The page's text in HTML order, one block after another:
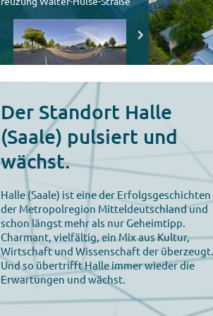
Der Standort Halle
(Saale) pulsiert und
wächst.
Halle (Saale) ist eine der Erfolgsgeschichten
der Metropolregion Mitteldeutschland und
schon längst mehr als nur Geheimtipp.
Charmant, vielfältig, ein Mix aus Kultur,
Wirtschaft und Wissenschaft der überzeugt.
Und so übertrifft Halle immer wieder die
Erwartungen und wächst.